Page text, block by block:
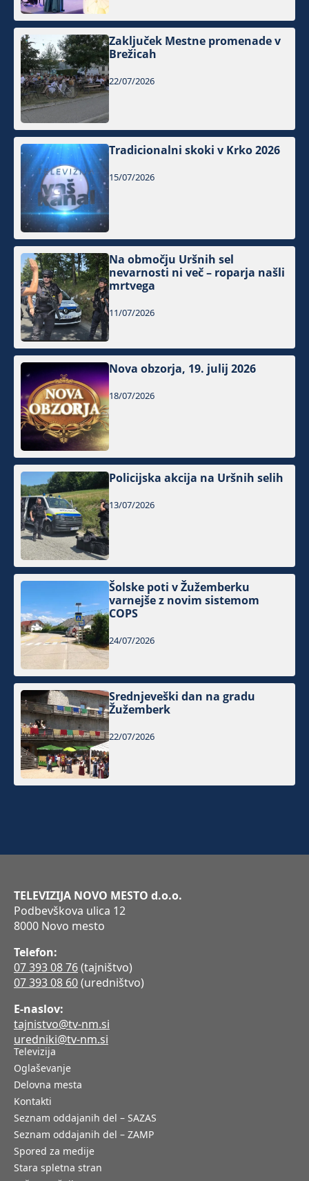
Zaključek Mestne promenade v
Brežicah
22/07/2026
Tradicionalni skoki v Krko 2026
15/07/2026
Na območju Uršnih sel
nevarnosti ni več – roparja našli
mrtvega
11/07/2026
Nova obzorja, 19. julij 2026
18/07/2026
Policijska akcija na Uršnih selih
13/07/2026
Šolske poti v Žužemberku
varnejše z novim sistemom
COPS
24/07/2026
Srednjeveški dan na gradu
Žužemberk
22/07/2026
TELEVIZIJA NOVO MESTO d.o.o.
Podbevškova ulica 12
8000 Novo mesto
Telefon:
07 393 08 76(tajništvo)
07 393 08 60(uredništvo)
E-naslov:
tajnistvo@tv-nm.si
uredniki@tv-nm.si
Televizija
Oglaševanje
Delovna mesta
Kontakti
Seznam oddajanih del – SAZAS
Seznam oddajanih del – ZAMP
Spored za medije
Stara spletna stran